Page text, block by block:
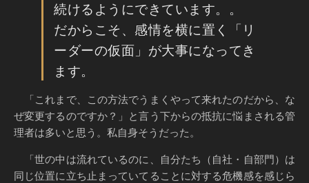
続けるようにできています。。
だからこそ、感情を横に置く「リ
ーダーの仮面」が大事になってき
ます。
「これまで、この方法でうまくやって来れたのだから、な
ぜ変更するのですか？」と言う下からの抵抗に悩まされる管
理者は多いと思う。私自身そうだった。
「世の中は流れているのに、自分たち（自社・自部門）は
同じ位置に立ち止まっていてることに対する危機感を感じら